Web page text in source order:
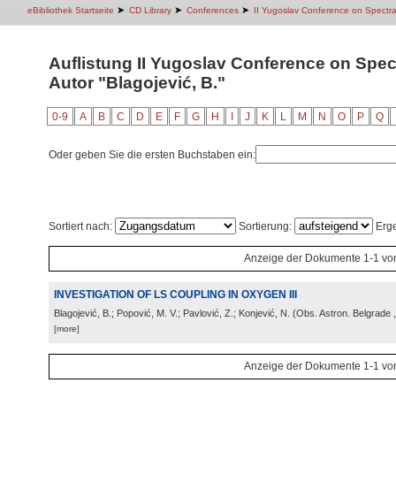
eBibliothek Startseite ➤ CD Library ➤ Conferences ➤ II Yugoslav Conference on
Auflistung II Yugoslav Conference on
Autor "Blagojević, B."
0-9 A B C D E F G H J K L M N O P Q
Oder geben Sie die ersten Buchstaben ein:
Sortiert nach: Sortierung:
Anzeige der Dokumente 1-1
INVESTIGATION OF LS COUPLING IN OXYGEN III
Blagojević, B.; Popović, M. V.; Pavlović, Z.; Konjević, N. (Obs. Astron. Belgrade
[more]
Anzeige der Dokumente 1-1